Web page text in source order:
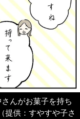
んがお菓子を持ち
提供：すやすや子さ